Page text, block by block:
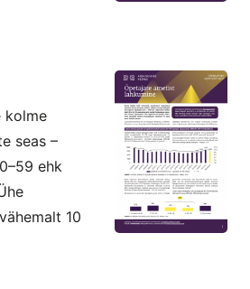
kolme
seas –
ehk
10